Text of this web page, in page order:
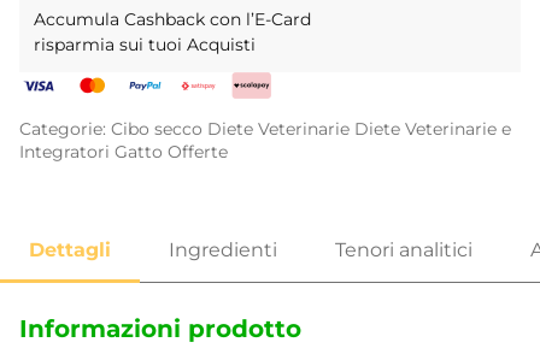
Accumula Cashback con l’E-Card
risparmia sui tuoi Acquisti
Categorie: Cibo secco Diete Veterinarie Diete Veterinarie e
Integratori Gatto Offerte
Informazioni prodotto